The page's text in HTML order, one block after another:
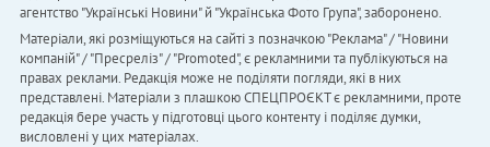
агентство "Українськi Новини" й "Українська Фото Група", заборонено.
Матеріали, які розміщуються на сайті з позначкою "Реклама" / "Новини
компаній" / "Пресреліз" / "Promoted", є рекламними та публікуються на
правах реклами. Редакція може не поділяти погляди, які в них
представлені. Матеріали з плашкою СПЕЦПРОЄКТ є рекламними, проте
редакція бере участь у підготовці цього контенту і поділяє думки,
висловлені у цих матеріалах.